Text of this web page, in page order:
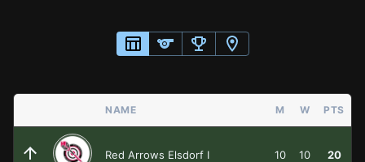
NAME M W PTS
Red Arrows Elsdorf I 10 10 20